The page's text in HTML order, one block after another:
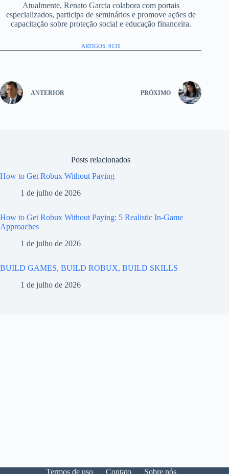
Atualmente, Renato Garcia colabora com portais
especializados, participa de seminários e promove ações de
capacitação sobre proteção social e educação financeira.
ARTIGOS: 9130
ANTERIOR PRÓXIMO
Posts relacionados
How to Get Robux Without Paying
1 de julho de 2026
How to Get Robux Without Paying: 5 Realistic In-Game
Approaches
1 de julho de 2026
BUILD GAMES, BUILD ROBUX, BUILD SKILLS
1 de julho de 2026
Termos de uso Contato Sobre nós